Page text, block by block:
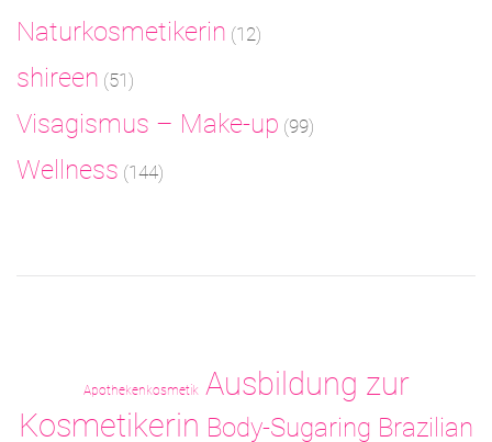
Naturkosmetikerin (12)
shireen (51)
Visagismus – Make-up (99)
Wellness (144)
Apothekenkosmetik Ausbildung zur
Kosmetikerin Body-Sugaring Brazilian